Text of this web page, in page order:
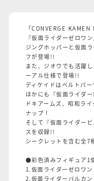
「CONVERGE KAMEN
『仮面ライダーゼロワ
ジングホッパーと仮面
フが登場!!
また、ジオウでも活躍
ーアル仕様で登場!!
ディケイドはベルトパ
ほかにも『仮面ライダ
ドキアームズ、昭和ラ
ナップ！
そして『仮面ライダー
スを収録!!
シークレットを含む全7
●彩色済みフィギュア1
1.仮面ライダーゼロワ
2.仮面ライダーバルカ